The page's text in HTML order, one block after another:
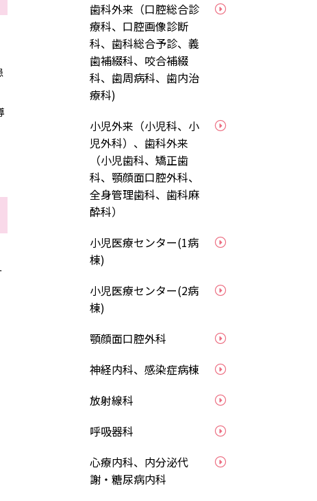
歯科外来（口腔総合診
療科、口腔画像診断
科、歯科総合予診、義
歯補綴科、咬合補綴
科、歯周病科、歯内治
療科)
小児外来（小児科、小
児外科）、歯科外来
（小児歯科、矯正歯
科、顎顔面口腔外科、
全身管理歯科、歯科麻
酔科）
小児医療センター(1病
棟)
小児医療センター(2病
棟)
顎顔面口腔外科
神経内科、感染症病棟
放射線科
呼吸器科
心療内科、内分泌代
謝・糖尿病内科